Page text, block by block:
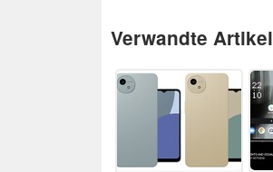
Verwandte Artikel